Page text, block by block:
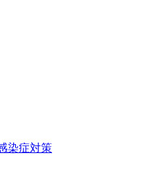
染症対策